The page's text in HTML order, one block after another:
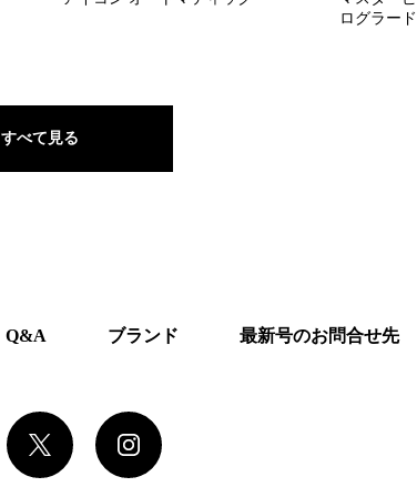
ログラード
すべて見る
Q&A ブランド 最新号のお問合せ先